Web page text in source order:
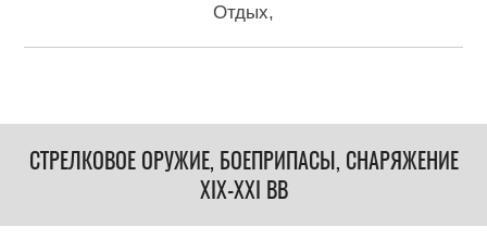
Отдых
СТРЕЛКОВОЕ ОРУЖИЕ, БОЕПРИПАСЫ, СНАРЯЖЕНИЕ
XIX-XXI ВВ